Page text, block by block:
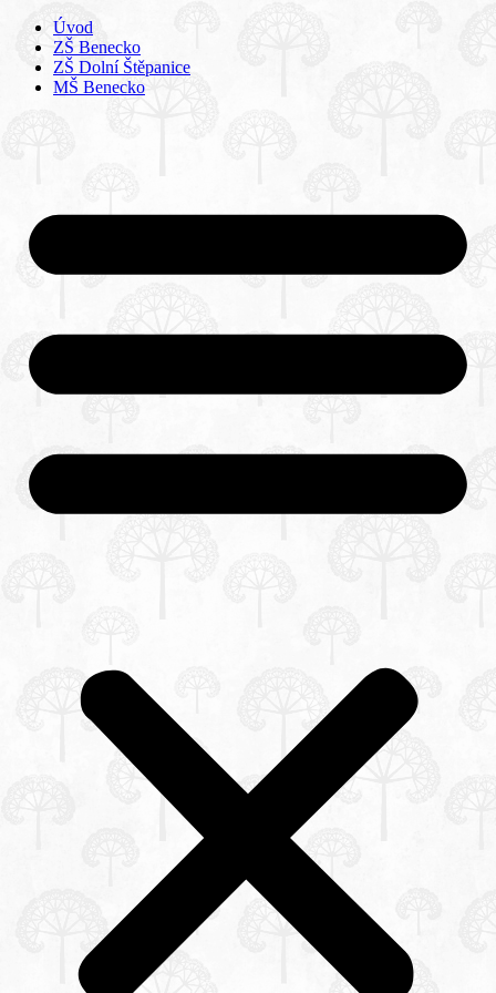
Úvod
ZŠ Benecko
ZŠ Dolní Štěpanice
MŠ Benecko